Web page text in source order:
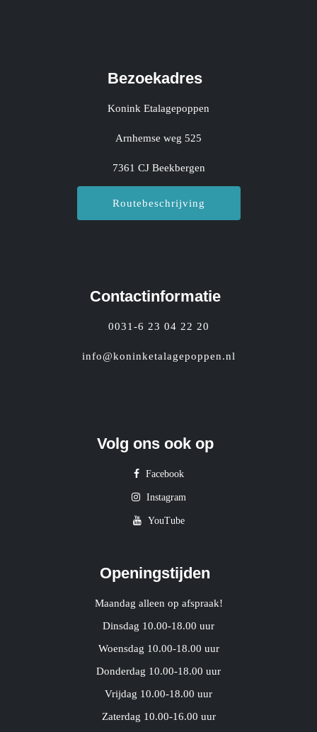
Bezoekadres
Konink Etalagepoppen
Arnhemse weg 525
7361 CJ Beekbergen
Routebeschrijving
Contactinformatie
0031-6 23 04 22 20
info@koninketalagepoppen.nl
Volg ons ook op
Facebook
Instagram
YouTube
Openingstijden
Maandag alleen op afspraak!
Dinsdag 10.00-18.00 uur
Woensdag 10.00-18.00 uur
Donderdag 10.00-18.00 uur
Vrijdag 10.00-18.00 uur
Zaterdag 10.00-16.00 uur